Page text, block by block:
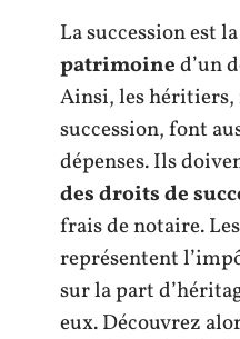
La succession est la
patrimoined’un
Ainsi, les
succession, font
dépenses. Ils
des droits de
frais de notaire.
représentent
sur la part
eux. Découvrez